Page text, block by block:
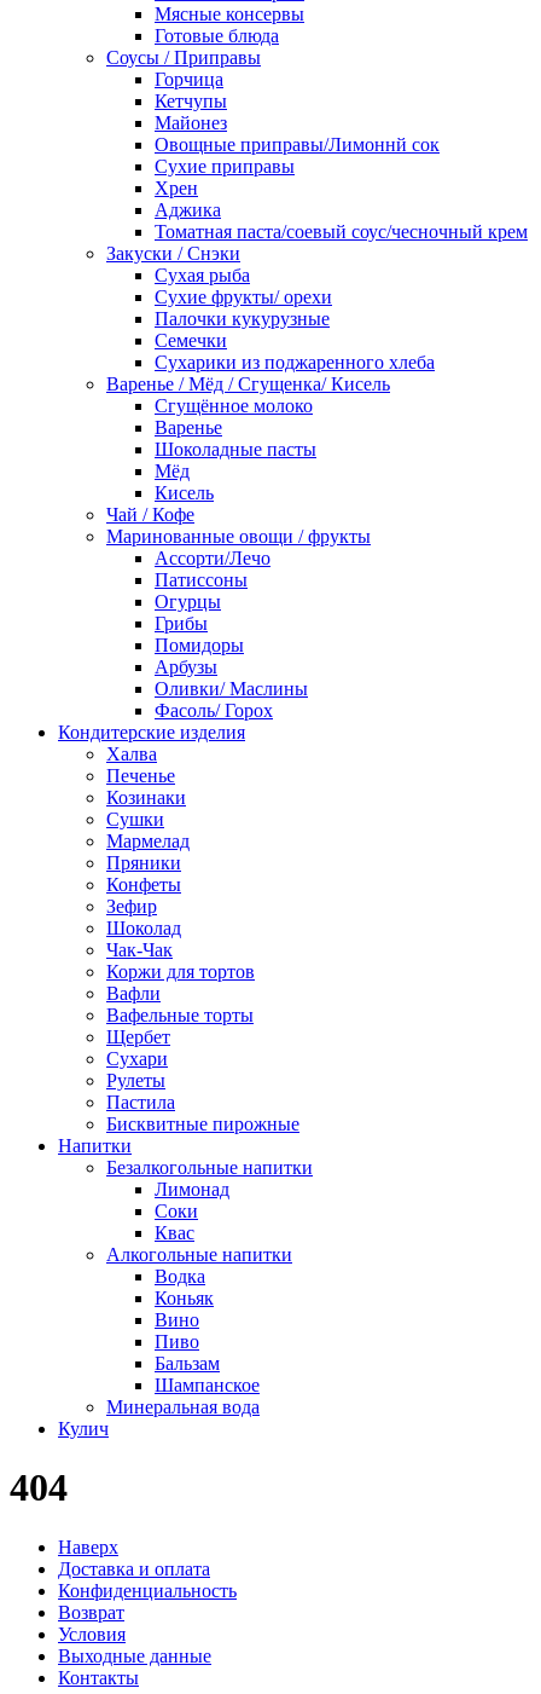
Мясные консервы
Готовые блюда
Соусы / Приправы
Горчица
Кетчупы
Майонез
Овощные приправы/Лимоннй сок
Сухие приправы
Хрен
Аджика
Томатная паста/соевый соус/чесночный крем
Закуски / Снэки
Сухая рыба
Сухие фрукты/ орехи
Палочки кукурузные
Семечки
Сухарики из поджаренного хлеба
Варенье / Мёд / Сгущенка/ Кисель
Сгущённое молоко
Варенье
Шоколадные пасты
Мёд
Кисель
Чай / Кофе
Маринованные овощи / фрукты
Ассорти/Лечо
Патиссоны
Огурцы
Грибы
Помидоры
Арбузы
Оливки/ Маслины
Фасоль/ Горох
Кондитерские изделия
Халва
Печенье
Козинаки
Сушки
Мармелад
Пряники
Конфеты
Зефир
Шоколад
Чак-Чак
Коржи для тортов
Вафли
Вафельные торты
Щербет
Сухари
Рулеты
Пастила
Бисквитные пирожные
Напитки
Безалкогольные напитки
Лимонад
Соки
Квас
Алкогольные напитки
Водка
Коньяк
Вино
Пиво
Бальзам
Шампанское
Минеральная вода
Кулич
404
Наверх
Доставка и оплата
Конфиденциальность
Возврат
Условия
Выходные данные
Контакты